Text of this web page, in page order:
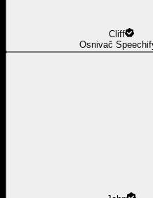
Cliff
Osnivač